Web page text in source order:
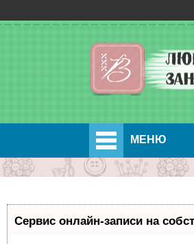
МЕНЮ
Сервис онлайн-записи на